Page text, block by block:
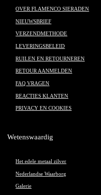
OVER FLAMENCO SIERADEN
NIEUWSBRIEF
VERZENDMETHODE
LEVERINGSBELEID
RUILEN EN RETOURNEREN
RETOUR AANMELDEN
FAQ VRAGEN
REACTIES KLANTEN
PRIVACY EN COOKIES
Wetenswaardig
Het edele metaal zilver
Nederlandse Waarborg
Galerie